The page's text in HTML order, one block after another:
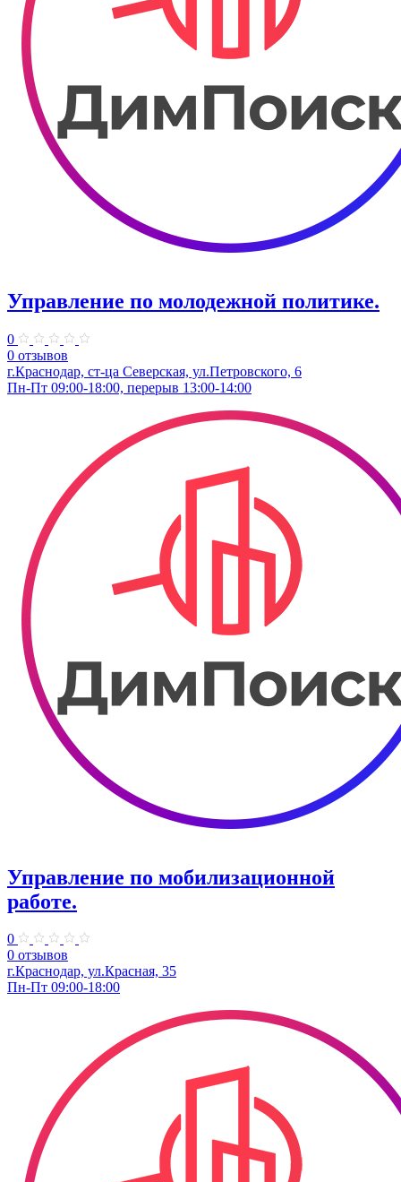
Управление по молодежной политике.
0
0 отзывов
г.Краснодар, ст-ца Северская, ул.Петровского, 6
Пн-Пт 09:00-18:00, перерыв 13:00-14:00
Управление по мобилизационной
работе.
0
0 отзывов
г.Краснодар, ул.Красная, 35
Пн-Пт 09:00-18:00